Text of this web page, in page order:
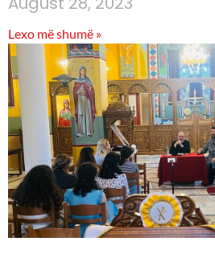
Lexo më shumë »